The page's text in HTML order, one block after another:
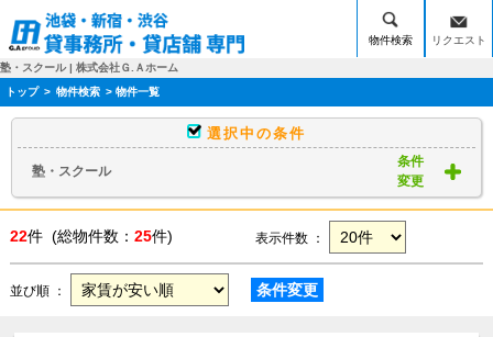
物件検索 リクエスト
塾・スクール | 株式会社Ｇ.Ａホーム
トップ > 物件検索 > 物件一覧
選択中の条件
塾・スクール
条件
変更
22件 (総物件数： 25件) 表示件数 ：
並び順 ： 条件変更